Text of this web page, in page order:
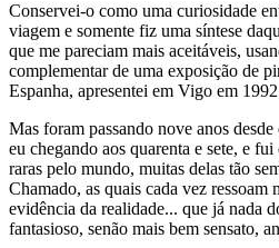
Conservei-o como uma curiosidade
viagem e somente fiz uma síntese
que me pareciam mais aceitáveis,
complementar de uma exposição de
Espanha, apresentei em Vigo em
Mas foram passando nove anos
eu chegando aos quarenta e sete, e
raras pelo mundo, muitas delas tão
Chamado, as quais cada vez ressoam
evidência da realidade... que já nada
fantasioso, senão mais bem sensato,